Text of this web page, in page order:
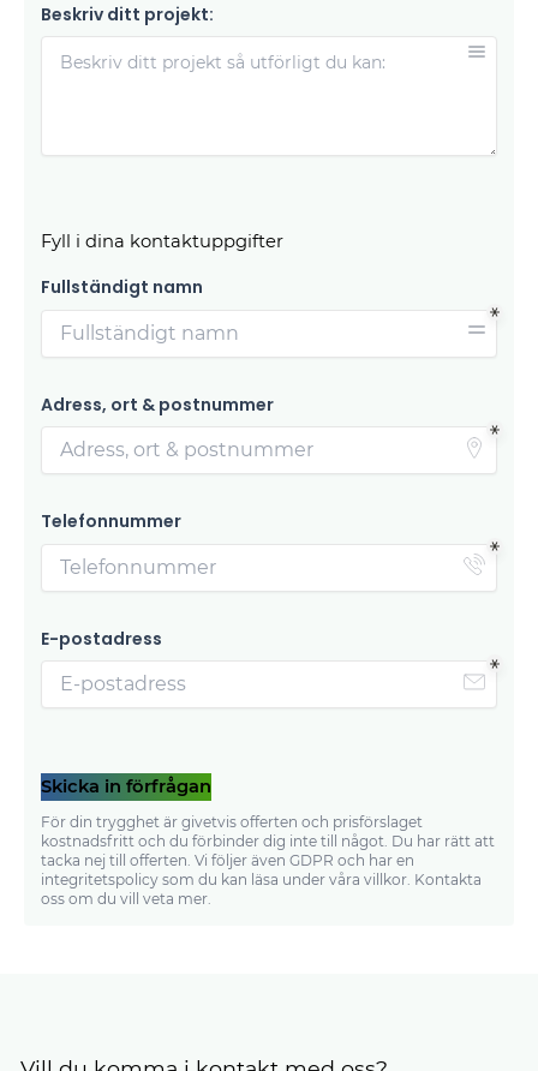
Beskriv ditt projekt:
Fyll i dina kontaktuppgifter
Fullständigt namn
Adress, ort & postnummer
Telefonnummer
E-postadress
Skicka in förfrågan
För din trygghet är givetvis offerten och prisförslaget
kostnadsfritt och du förbinder dig inte till något. Du har rätt att
tacka nej till offerten. Vi följer även GDPR och har en
integritetspolicy som du kan läsa under våra villkor. Kontakta
oss om du vill veta mer.